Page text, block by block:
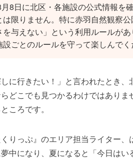
8日に北区・各施設の公式情報を
は限りません。特に赤羽自然観察
与えない」という利用ルールが
ごとのルールを守って楽しんでく
に行きたい！」と言われたとき
どこでも見つかるわけではあり
ころです。
りっぷ』のエリア担当ライター
中になり、夏になると「今日は